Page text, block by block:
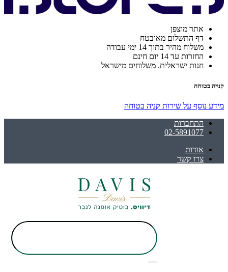
אתר מוצפן
דף התשלום מאובטח
משלוח מהיר בתוך 14 ימי עבודה
החזרות עד 14 יום חינם
חנות ישראלית. משלוחים מישראל
קנייה בטוחה
מידע נוסף על שירות קניה בטוחה
התחברות
02-5891077
אודות
צרו קשר